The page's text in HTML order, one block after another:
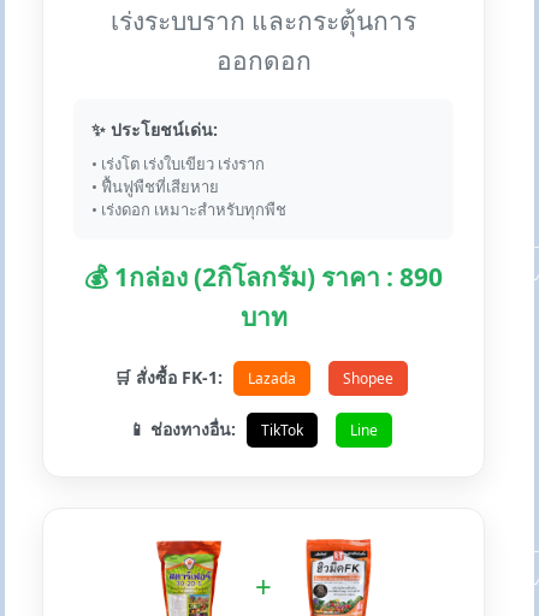
เร่งระบบราก และกระตุ้นการ
ออกดอก
✨ ประโยชน์เด่น:
• เร่งโต เร่งใบเขียว เร่งราก
• ฟื้นฟูพืชที่เสียหาย
• เร่งดอก เหมาะสำหรับทุกพืช
💰 1กล่อง (2กิโลกรัม) ราคา : 890
บาท
🛒 สั่งซื้อ FK-1: Lazada Shopee
📱 ช่องทางอื่น: TikTok Line
+